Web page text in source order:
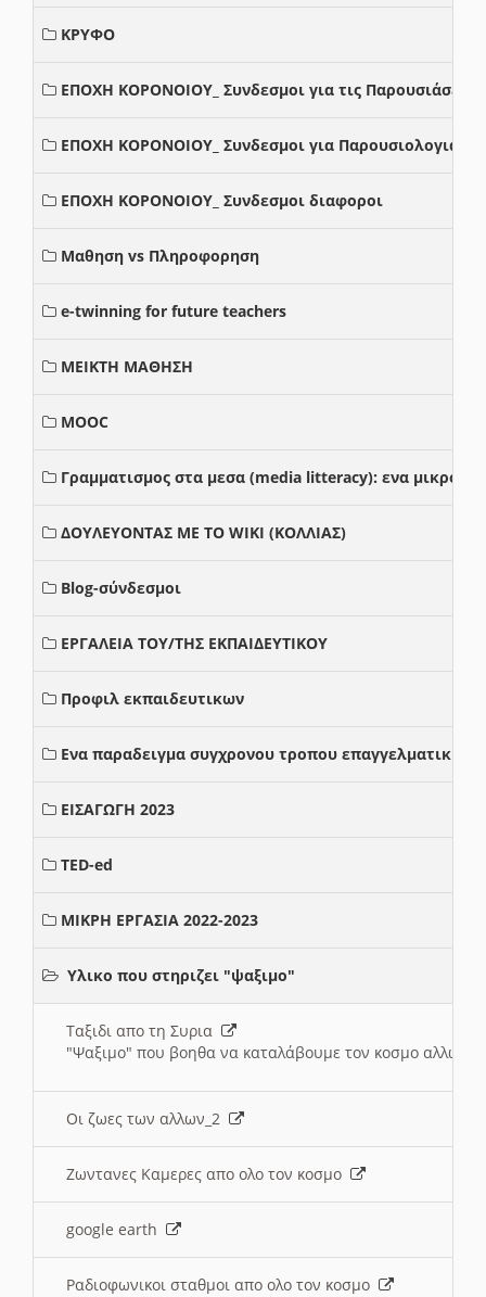
ΚΡΥΦΟ
ΕΠΟΧΗ ΚΟΡΟΝΟΙΟΥ_ Συνδεσμοι για τις Παρουσιάσεις
ΕΠΟΧΗ ΚΟΡΟΝΟΙΟΥ_ Συνδεσμοι για Παρουσιολογια
ΕΠΟΧΗ ΚΟΡΟΝΟΙΟΥ_ Συνδεσμοι διαφοροι
Μαθηση vs Πληροφορηση
e-twinning for future teachers
ΜΕΙΚΤΗ ΜΑΘΗΣΗ
MOOC
Γραμματισμος στα μεσα (media litteracy): ενα μικρο
ΔΟΥΛΕΥΟΝΤΑΣ ΜΕ ΤΟ WIKI (ΚΟΛΛΙΑΣ)
Blog-σύνδεσμοι
ΕΡΓΑΛΕΙΑ ΤΟΥ/ΤΗΣ ΕΚΠΑΙΔΕΥΤΙΚΟΥ
Προφιλ εκπαιδευτικων
Ενα παραδειγμα συγχρονου τροπου επαγγελματικης
ΕΙΣΑΓΩΓΗ 2023
TED-ed
ΜΙΚΡΗ ΕΡΓΑΣΙΑ 2022-2023
Υλικο που στηριζει "ψαξιμο"
Ταξιδι απο τη Συρια
"Ψαξιμο" που βοηθα να καταλάβουμε τον κοσμο αλλων
Οι ζωες των αλλων_2
Ζωντανες Καμερες απο ολο τον κοσμο
google earth
Ραδιοφωνικοι σταθμοι απο ολο τον κοσμο